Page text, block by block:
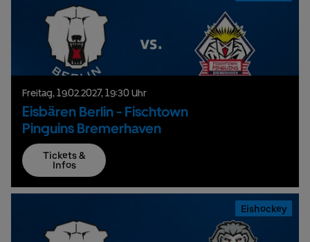
Freitag,19.02.2027,19:30 Uhr
Eisbären Berlin - Fischtown
Pinguins Bremerhaven
Tickets &
Infos
Eishockey